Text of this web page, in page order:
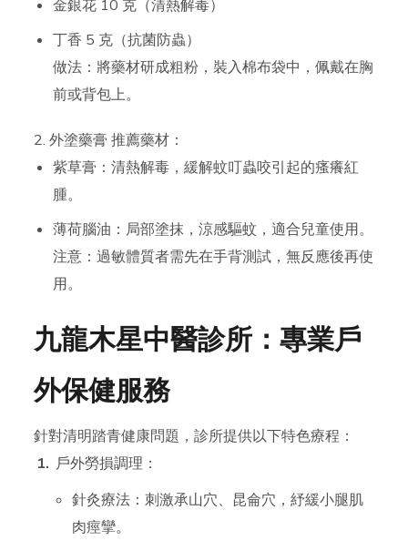
金銀花 10 克（清熱解毒）
丁香 5 克（抗菌防蟲）
做法：將藥材研成粗粉，裝入棉布袋中，佩戴在胸
前或背包上。
2. 外塗藥膏 推薦藥材：
紫草膏：清熱解毒，緩解蚊叮蟲咬引起的瘙癢紅
腫。
薄荷腦油：局部塗抹，涼感驅蚊，適合兒童使用。
注意：過敏體質者需先在手背測試，無反應後再使
用。
九龍木星中醫診所：專業戶
外保健服務
針對清明踏青健康問題，診所提供以下特色療程：
戶外勞損調理：
針灸療法：刺激承山穴、昆侖穴，紓緩小腿肌
肉痙攣。